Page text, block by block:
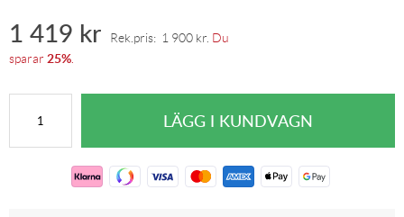
1 419 kr Rek.pris: 1 900 kr Du
sparar 25%